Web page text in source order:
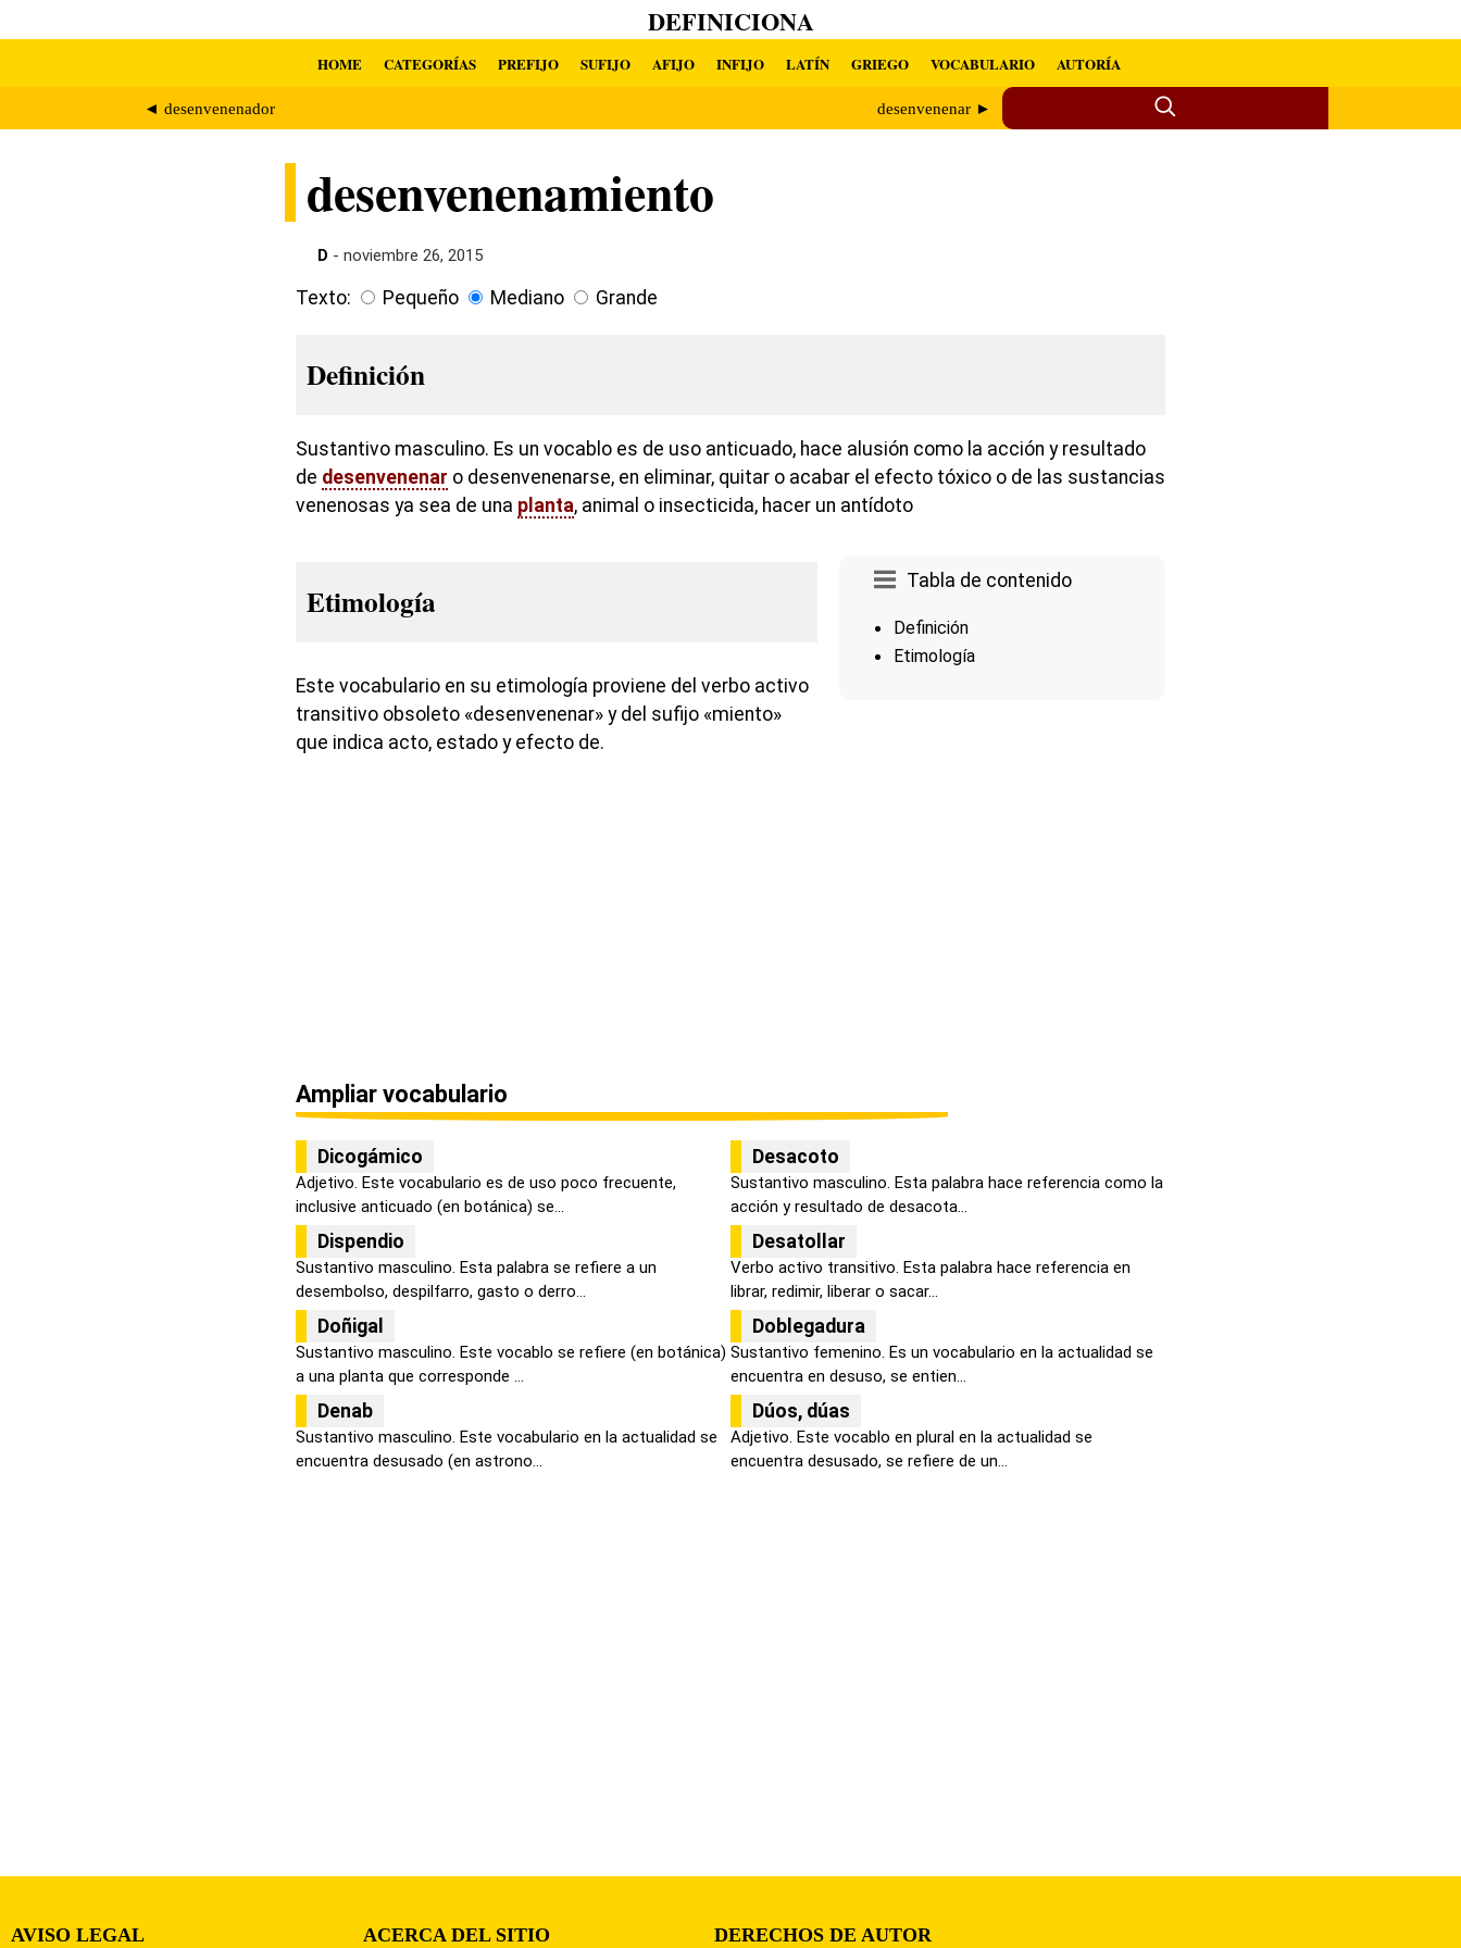
DEFINICIONA
HOME CATEGORÍAS PREFIJO SUFIJO AFIJO INFIJO LATÍN GRIEGO VOCABULARIO AUTORÍA
◄ desenvenenador desenvenenar ►
desenvenenamiento
D - noviembre 26, 2015
Texto: Pequeño Mediano Grande
Definición
Sustantivo masculino. Es un vocablo es de uso anticuado, hace alusión como la acción y resultado
de desenvenenar o desenvenenarse, en eliminar, quitar o acabar el efecto tóxico o de las sustancias
venenosas ya sea de una planta, animal o insecticida, hacer un antídoto
Tabla de contenido
Definición
Etimología
Etimología
Este vocabulario en su etimología proviene del verbo activo
transitivo obsoleto «desenvenenar» y del sufijo «miento»
que indica acto, estado y efecto de.
Ampliar vocabulario
Dicogámico
Adjetivo. Este vocabulario es de uso poco frecuente,
inclusive anticuado (en botánica) se...
Desacoto
Sustantivo masculino. Esta palabra hace referencia como la
acción y resultado de desacota...
Dispendio
Sustantivo masculino. Esta palabra se refiere a un
desembolso, despilfarro, gasto o derro...
Desatollar
Verbo activo transitivo. Esta palabra hace referencia en
librar, redimir, liberar o sacar...
Doñigal
Sustantivo masculino. Este vocablo se refiere (en botánica)
a una planta que corresponde ...
Doblegadura
Sustantivo femenino. Es un vocabulario en la actualidad se
encuentra en desuso, se entien...
Denab
Sustantivo masculino. Este vocabulario en la actualidad se
encuentra desusado (en astrono...
Dúos, dúas
Adjetivo. Este vocablo en plural en la actualidad se
encuentra desusado, se refiere de un...
AVISO LEGAL ACERCA DEL SITIO DERECHOS DE AUTOR